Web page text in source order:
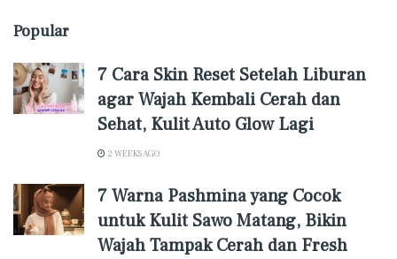
Popular
7 Cara Skin Reset Setelah Liburan
agar Wajah Kembali Cerah dan
Sehat, Kulit Auto Glow Lagi
2 WEEKS AGO
7 Warna Pashmina yang Cocok
untuk Kulit Sawo Matang, Bikin
Wajah Tampak Cerah dan Fresh